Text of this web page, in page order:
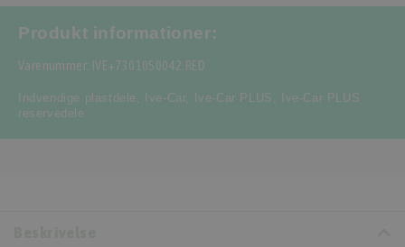
Produkt informationer:
Varenummer: IVE+7301050042.RED
Indvendige plastdele , Ive-Car, Ive-Car PLUS ,
Ive-Car PLUS
reservedele